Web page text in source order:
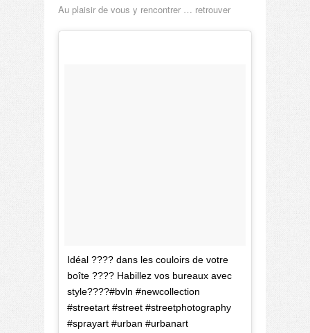
Au plaisir de vous y rencontrer … retrouver
Idéal ???? dans les couloirs de votre
boîte ???? Habillez vos bureaux avec
style????#bvln #newcollection
#streetart #street #streetphotography
#sprayart #urban #urbanart